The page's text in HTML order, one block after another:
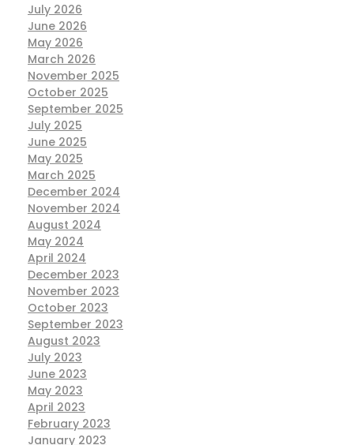
July 2026
June 2026
May 2026
March 2026
November 2025
October 2025
September 2025
July 2025
June 2025
May 2025
March 2025
December 2024
November 2024
August 2024
May 2024
April 2024
December 2023
November 2023
October 2023
September 2023
August 2023
July 2023
June 2023
May 2023
April 2023
February 2023
January 2023